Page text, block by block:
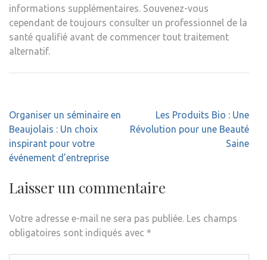
informations supplémentaires. Souvenez-vous
cependant de toujours consulter un professionnel de la
santé qualifié avant de commencer tout traitement
alternatif.
Navigation
de
l’article
Organiser un séminaire en
Beaujolais : Un choix
inspirant pour votre
événement d’entreprise
Les Produits Bio : Une
Révolution pour une Beauté
Saine
Laisser un commentaire
Votre adresse e-mail ne sera pas publiée. Les champs
obligatoires sont indiqués avec *